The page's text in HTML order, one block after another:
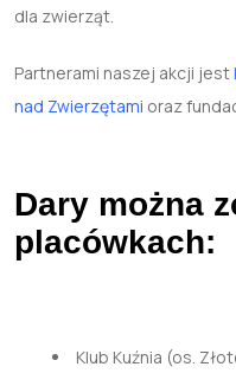
dla zwierząt.
Partnerami naszej akcji jest
nad Zwierzętami oraz
Dary można
placówkach:
Klub Kuźnia (os.